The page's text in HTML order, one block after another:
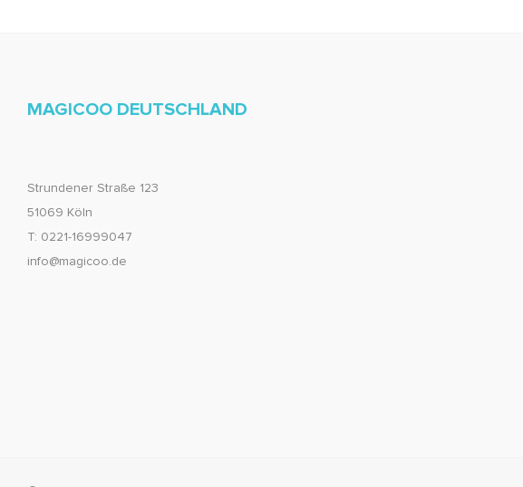
MAGICOO DEUTSCHLAND
Strundener Straße 123
51069 Köln
T: 0221-16999047
info@magicoo.de